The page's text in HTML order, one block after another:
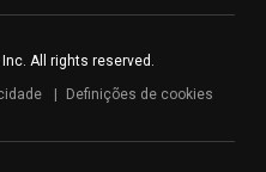
All rights reserved.
Definições de cookies